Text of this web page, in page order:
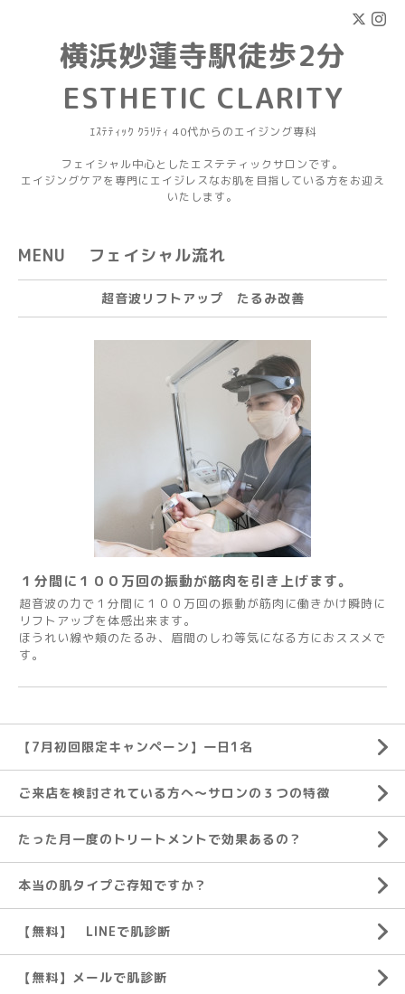
横浜妙蓮寺駅徒歩2分
ESTHETIC CLARITY
ｴｽﾃﾃｨｯｸ ｸﾗﾘﾃｨ 40代からのエイジング専科
フェイシャル中心としたエステティックサロンです。
エイジングケアを専門にエイジレスなお肌を目指している方をお迎え
いたします。
MENU フェイシャル流れ
超音波リフトアップ たるみ改善
１分間に１００万回の振動が筋肉を引き上げます。
超音波の力で１分間に１００万回の振動が筋肉に働きかけ瞬時に
リフトアップを体感出来ます。
ほうれい線や頬のたるみ、眉間のしわ等気になる方におススメで
す。
【7月初回限定キャンペーン】一日1名
ご来店を検討されている方へ～サロンの３つの特徴
たった月一度のトリートメントで効果あるの？
本当の肌タイプご存知ですか？
【無料】 LINEで肌診断
【無料】メールで肌診断